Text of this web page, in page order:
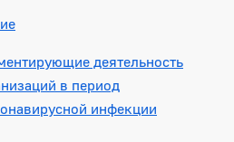
деятельность
в период
инфекции